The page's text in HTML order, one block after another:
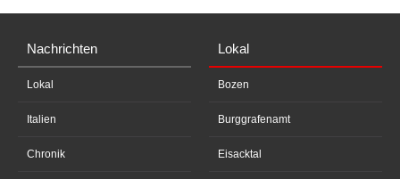
Nachrichten
Lokal
Italien
Chronik
Lokal
Bozen
Burggrafenamt
Eisacktal